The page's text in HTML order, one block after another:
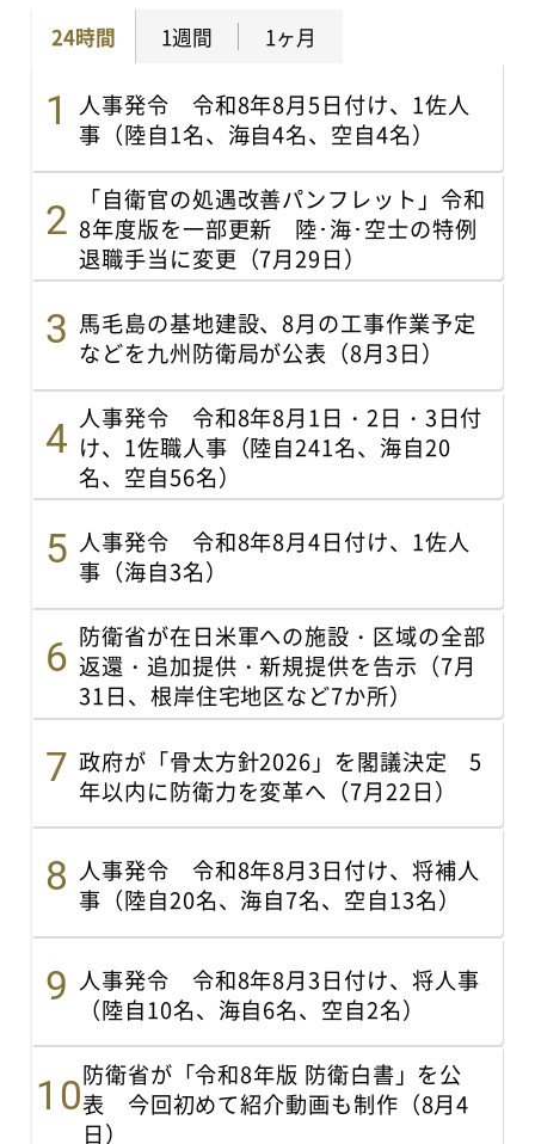
24時間 1週間 1ヶ月
人事発令 令和8年8月5日付け、1佐人
事（陸自1名、海自4名、空自4名）
「自衛官の処遇改善パンフレット」令和
8年度版を一部更新 陸･海･空士の特例
退職手当に変更（7月29日）
馬毛島の基地建設、8月の工事作業予定
などを九州防衛局が公表（8月3日）
人事発令 令和8年8月1日・2日・3日付
け、1佐職人事（陸自241名、海自20
名、空自56名）
人事発令 令和8年8月4日付け、1佐人
事（海自3名）
防衛省が在日米軍への施設・区域の全部
返還・追加提供・新規提供を告示（7月
31日、根岸住宅地区など7か所）
政府が「骨太方針2026」を閣議決定 5
年以内に防衛力を変革へ（7月22日）
人事発令 令和8年8月3日付け、将補人
事（陸自20名、海自7名、空自13名）
人事発令 令和8年8月3日付け、将人事
（陸自10名、海自6名、空自2名）
防衛省が「令和8年版 防衛白書」を公
表 今回初めて紹介動画も制作（8月4
日）